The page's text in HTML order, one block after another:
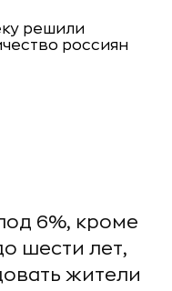
6%, кроме
шести лет,
жители